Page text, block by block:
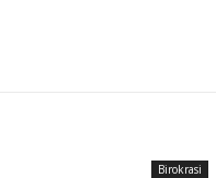
Birokrasi